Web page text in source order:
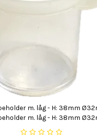
m. låg - H: 38mm
m. låg - H: 38mm